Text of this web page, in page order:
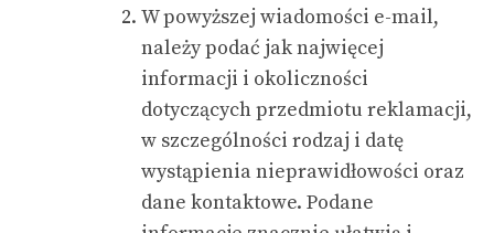
W powyższej wiadomości e-mail,
należy podać jak najwięcej
informacji i okoliczności
dotyczących przedmiotu reklamacji,
w szczególności rodzaj i datę
wystąpienia nieprawidłowości oraz
dane kontaktowe. Podane